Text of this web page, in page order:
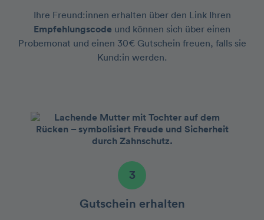
Ihre Freund:innen erhalten über den Link Ihren
Empfehlungscode und können sich über einen
Probemonat und einen 30€ Gutschein freuen, falls sie
Kund:in werden.
3
Gutschein erhalten